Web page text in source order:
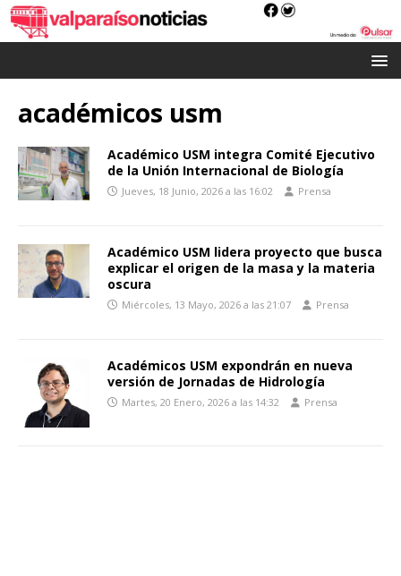
académicos usm
Académico USM integra Comité Ejecutivo
de la Unión Internacional de Biología
Jueves, 18 Junio, 2026 a las 16:02 Prensa
Académico USM lidera proyecto que busca
explicar el origen de la masa y la materia
oscura
Miércoles, 13 Mayo, 2026 a las 21:07 Prensa
Académicos USM expondrán en nueva
versión de Jornadas de Hidrología
Martes, 20 Enero, 2026 a las 14:32 Prensa